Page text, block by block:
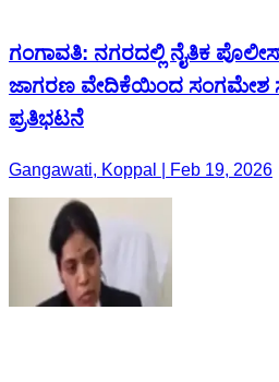
ಗಂಗಾವತಿ: ನಗರದಲ್ಲಿ ನೈತಿಕ
ಜಾಗರಣ ವೇದಿಕೆಯಿಂದ ಸಂಗಮೇಶ
ಪ್ರತಿಭಟನೆ
Gangawati, Koppal | Feb 19, 2026